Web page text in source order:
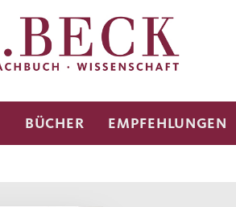
BÜCHER EMPFEHLUNGEN